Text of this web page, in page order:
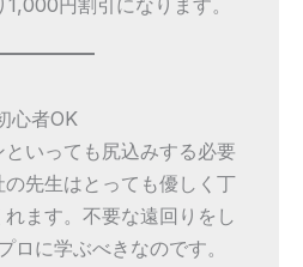
心者OK
いっても尻込みする必要
先生はとっても優しく丁
ます。不要な遠回りをし
ロに学ぶべきなのです。